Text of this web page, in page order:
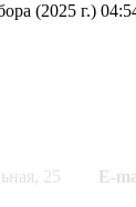
(2025 г.)
25 E-